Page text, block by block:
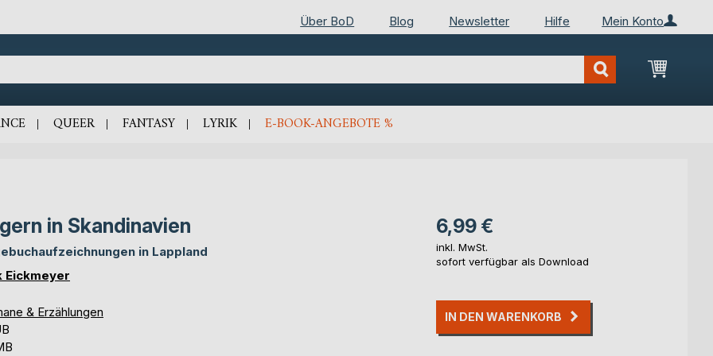
Mein Konto
Über BoD Blog Newsletter Hilfe
Mein
QUEER FANTASY LYRIK E-BOOK-ANGEBOTE %
in Skandinavien
in Lappland
Eickmeyer
& Erzählungen
6,99 €
inkl. MwSt.
sofort verfügbar als Download
IN DEN WARENKORB